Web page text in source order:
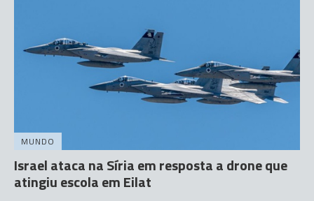
MUNDO
Israel ataca na Síria em resposta a drone que
atingiu escola em Eilat